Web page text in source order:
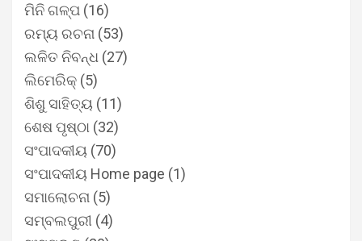
ମିନି ଗଳ୍ପ (16)
ରମ୍ୟ ରଚନା (53)
ଲଳିତ ନିବନ୍ଧ (27)
ଲିମେରିକ୍ (5)
ଶିଶୁ ସାହିତ୍ୟ (11)
ଶେଷ ପୃଷ୍ଠା (32)
ସଂପାଦକୀୟ (70)
ସଂପାଦକୀୟ Home page (1)
ସମାଲୋଚନା (5)
ସମ୍ବଲପୁରୀ (4)